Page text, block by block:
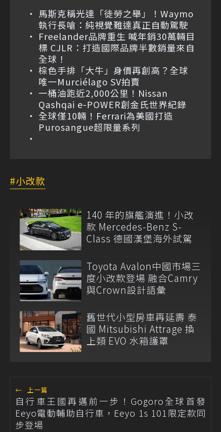
馬斯克稱光達「徒勞之舉」！Waymo
執行長嗆：純視覺難達真正自動駕駛
Freelander品牌重生 喊年銷30萬輛目
標 CJLR：打造國際品牌半數銷量來自
全球！
棕色手排「大牛」身價再創高？全球
唯一Murciélago SV拍賣
一桶油跑近2,000公里！Nissan
Qashqai e-POWER創金氏世界紀錄
全球僅10輛！Ferrari為美國打造
Purosangue超限量系列
小改款
140 年的旗艦演進！小改
款 Mercedes-Benz S-
Class 德國漢堡海外試駕
Toyota Avalon中國市場三
度小改款登場 融合Camry
與Crown設計語彙
舊世代小型房車再延壽 泰
國 Mitsubishi Attrage 換
上類 EVO 水箱護罩
← 上一篇
自行車王國再邁前一步！Gogoro全球首發
Eeyo電動輔助自行車，Eeyo 1s 101限定款同
步登場